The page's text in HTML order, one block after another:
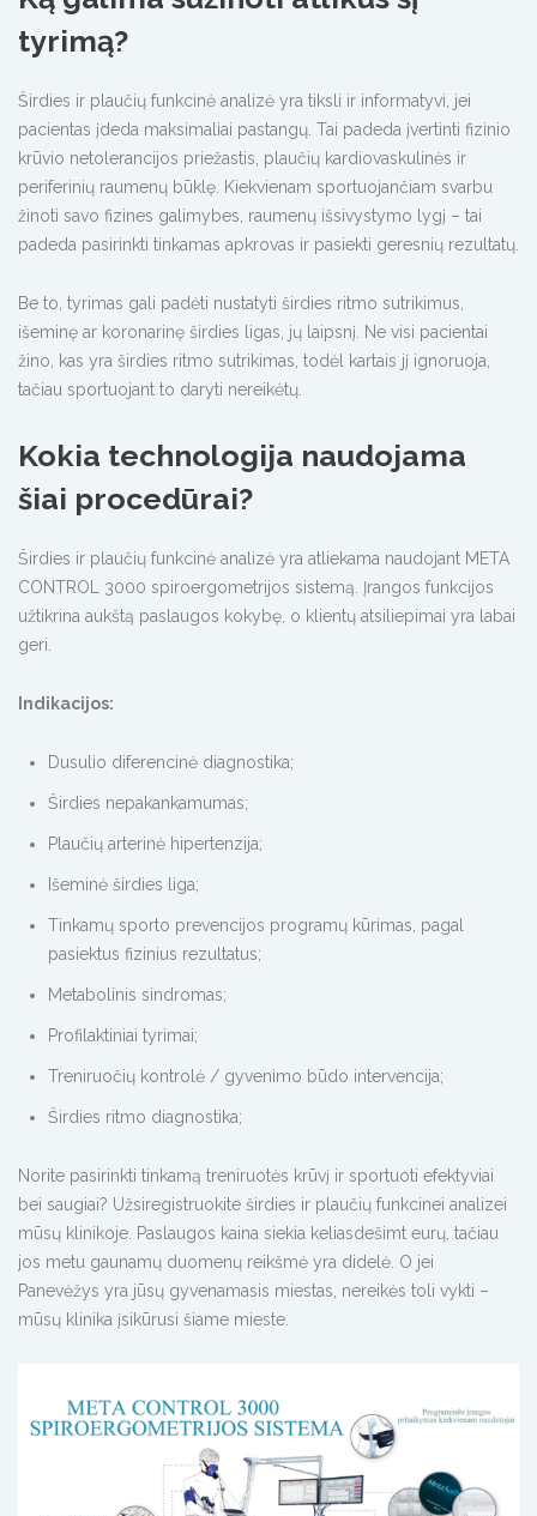
tyrimą?
Širdies ir plaučių funkcinė analizė yra tiksli ir informatyvi, jei
pacientas įdeda maksimaliai pastangų. Tai padeda įvertinti fizinio
krūvio netolerancijos priežastis, plaučių kardiovaskulinės ir
periferinių raumenų būklę. Kiekvienam sportuojančiam svarbu
žinoti savo fizines galimybes, raumenų išsivystymo lygį – tai
padeda pasirinkti tinkamas apkrovas ir pasiekti geresnių rezultatų.
Be to, tyrimas gali padėti nustatyti širdies ritmo sutrikimus,
išeminę ar koronarinę širdies ligas, jų laipsnį. Ne visi pacientai
žino, kas yra širdies ritmo sutrikimas, todėl kartais jį ignoruoja,
tačiau sportuojant to daryti nereikėtų.
Kokia technologija naudojama
šiai procedūrai?
Širdies ir plaučių funkcinė analizė yra atliekama naudojant META
CONTROL 3000 spiroergometrijos sistemą. Įrangos funkcijos
užtikrina aukštą paslaugos kokybę, o klientų atsiliepimai yra labai
geri.
Indikacijos:
Dusulio diferencinė diagnostika;
Širdies nepakankamumas;
Plaučių arterinė hipertenzija;
Išeminė širdies liga;
Tinkamų sporto prevencijos programų kūrimas, pagal
pasiektus fizinius rezultatus;
Metabolinis sindromas;
Profilaktiniai tyrimai;
Treniruočių kontrolė / gyvenimo būdo intervencija;
Širdies ritmo diagnostika;
Norite pasirinkti tinkamą treniruotės krūvį ir sportuoti efektyviai
bei saugiai? Užsiregistruokite širdies ir plaučių funkcinei analizei
mūsų klinikoje. Paslaugos kaina siekia keliasdešimt eurų, tačiau
jos metu gaunamų duomenų reikšmė yra didelė. O jei
Panevėžys yra jūsų gyvenamasis miestas, nereikės toli vykti –
mūsų klinika įsikūrusi šiame mieste.